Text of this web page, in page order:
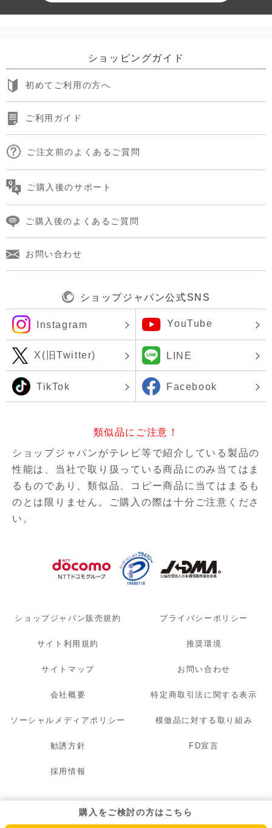
購入をご検討の方はこちら
ショッピングガイド
初めてご利用の方へ
ご利用ガイド
ご注文前のよくあるご質問
ご購入後のサポート
ご購入後のよくあるご質問
お問い合わせ
ショップジャパン公式SNS
Instagram YouTube
X(旧Twitter) LINE
TikTok Facebook
類似品にご注意！
ショップジャパンがテレビ等で紹介している製品の
性能は、当社で取り扱っている商品にのみ当てはま
るものであり、類似品、コピー商品に当てはまるも
のとは限りません。ご購入の際は十分ご注意くださ
い。
ショップジャパン販売規約 プライバシーポリシー
サイト利用規約 推奨環境
サイトマップ お問い合わせ
会社概要 特定商取引法に関する表示
ソーシャルメディアポリシー 模倣品に対する取り組み
勧誘方針 FD宣言
採用情報
© 2007 - 2026 OAK LAWN MARKETING. INC. All Rights Reserved.